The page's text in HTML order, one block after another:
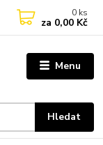
Menu
Hledat
0 ks
za 0,00 Kč